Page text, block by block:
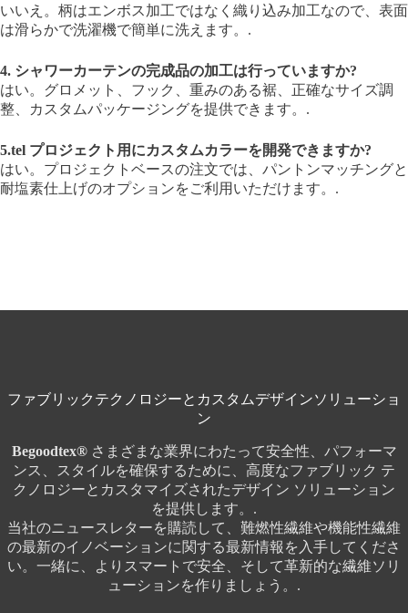
いいえ。柄はエンボス加工ではなく織り込み加工なので、表面
は滑らかで洗濯機で簡単に洗えます。.
4. シャワーカーテンの完成品の加工は行っていますか?
はい。グロメット、フック、重みのある裾、正確なサイズ調
整、カスタムパッケージングを提供できます。.
5.tel プロジェクト用にカスタムカラーを開発できますか?
はい。プロジェクトベースの注文では、パントンマッチングと
耐塩素仕上げのオプションをご利用いただけます。.
ファブリックテクノロジーとカスタムデザインソリューショ
ン
Begoodtex®さまざまな業界にわたって安全性、パフォーマ
ンス、スタイルを確保するために、高度なファブリック テ
クノロジーとカスタマイズされたデザイン ソリューション
を提供します。.
当社のニュースレターを購読して、難燃性繊維や機能性繊維
の最新のイノベーションに関する最新情報を入手してくださ
い。一緒に、よりスマートで安全、そして革新的な繊維ソリ
ューションを作りましょう。.